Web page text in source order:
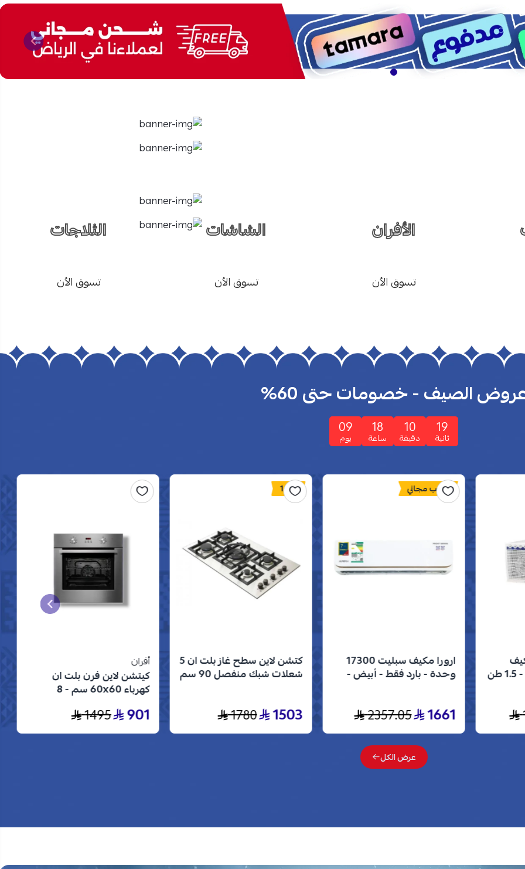
الأفران
تسوق الأن
الشاشات
تسوق الأن
الثلاجات
تسوق الأن
الصيف - خصومات حتى 60%
17
ثانية 10
دقيقة 18
ساعة 09
يوم
شباك 18000 وحدة - 1.5 طن
تركيب مجاني
ارورا مكيف سبليت 17300
وحدة - بارد فقط - أبيض -
1661
2357.05
16%
كتشن لاين سطح غاز بلت ان 5
شعلات شبك منفصل 90 سم
1503
1780
أفران
كيتشن لاين فرن بلت ان
كهرباء 60x60 سم - 8
70S
901
1495
عرض الكل